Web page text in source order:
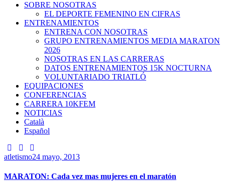
SOBRE NOSOTRAS
EL DEPORTE FEMENINO EN CIFRAS
ENTRENAMIENTOS
ENTRENA CON NOSOTRAS
GRUPO ENTRENAMIENTOS MEDIA MARATON
2026
NOSOTRAS EN LAS CARRERAS
DATOS ENTRENAMIENTOS 15K NOCTURNA
VOLUNTARIADO TRIATLÓ
EQUIPACIONES
CONFERENCIAS
CARRERA 10KFEM
NOTICIAS
Català
Español
atletismo24 mayo, 2013
MARATON: Cada vez mas mujeres en el maratón